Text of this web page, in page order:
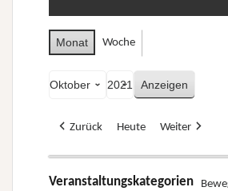
Monat Woche
Zurück Heute Weiter
Veranstaltungskategorien